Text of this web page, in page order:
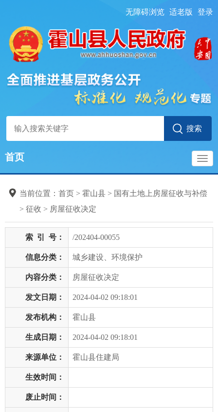
无障碍浏览 适老版 登录
首页
当前位置： 首页 > 霍山县 > 国有土地上房屋征收与补偿
> 征收 > 房屋征收决定
索 引 号： /202404-00055
信息分类： 城乡建设、环境保护
内容分类： 房屋征收决定
发文日期： 2024-04-02 09:18:01
发布机构： 霍山县
生成日期： 2024-04-02 09:18:01
来源单位： 霍山县住建局
生效时间：
废止时间：